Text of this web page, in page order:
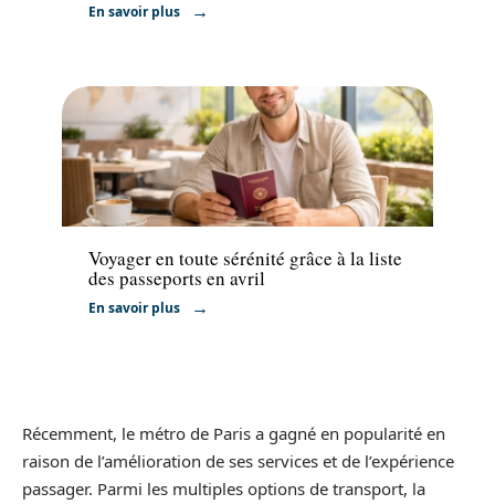
En savoir plus
Voyage
Voyager en toute sérénité grâce à la liste
des passeports en avril
En savoir plus
Récemment, le métro de Paris a gagné en popularité en
raison de l’amélioration de ses services et de l’expérience
passager. Parmi les multiples options de transport, la